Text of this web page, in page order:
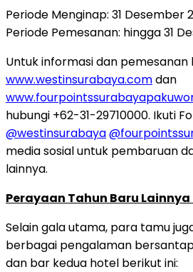
Periode Menginap: 31 Desember
Periode Pemesanan: hingga 31
Untuk informasi dan pemesanan
www.westinsurabaya.comdan
hubungi +62-31-29710000. Ikuti
@westinsurabaya
media sosial untuk pembaruan
lainnya.
Perayaan Tahun Baru
Selain gala utama, para tamu
berbagai pengalaman
dan bar kedua hotel berikut ini: